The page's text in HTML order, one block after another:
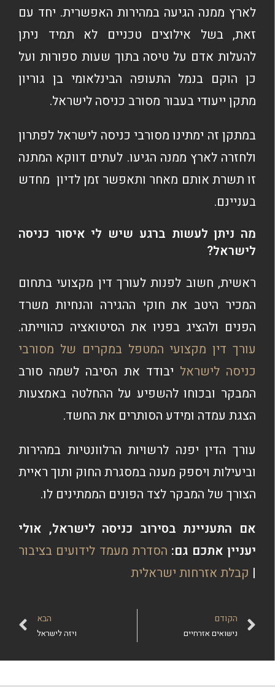
לארץ ממנה הגיעה במהירות האפשרית. יחד עם
זאת, בשל אילוצים טכניים לא תמיד ניתן
להעלות אדם על טיסה בתוך שעות ספורות ועל
כן הוקם בנמל התעופה הבינלאומי בן גוריון
מתקן ייעודי בעבור מסורב כניסה לישראל.
במתקן זה ימתינו מסורבי כניסה לישראל לפתרון
ולחזרה לארץ ממנה הגיעו. לעתים דווקא המתנה
זו תשרת אותם מאחר ותאפשר זמן לדיון מחדש
בעניינם.
מה ניתן לעשות ברגע שיש לי איסור כניסה
לישראל?
ראשית, חשוב לפנות לעורך דין מקצועי בתחום
המכיר היטב את חוקי ההגירה והנחיות משרד
הפנים ולהציג בפניו את הסיטואציה כהווייתה.
עורך דין מקצועי המטפל במקרים של מסורבי
כניסה לישראל יבודד את הסיבה לשמה סורב
המבקר ובכוחו להשפיע על ההחלטה באמצעות
הצגת עמדה ומידע הסותרים את החשד.
עורך הדין יפנה לרשויות הרלוונטיות במהירות
וביעילות ויספק מענה במסגרת החוק ותוך ראיית
הצורך של המבקר לצד הפונים הממתינים לו.
אם התעניינת בסירוב כניסה לישראל, אולי
יעניין אתכם גם: הסדרת מעמד לידועים בציבור
| קבלת אזרחות ישראלית
הקודם
נישואים אזרחיים
הבא
ויזה לישראל